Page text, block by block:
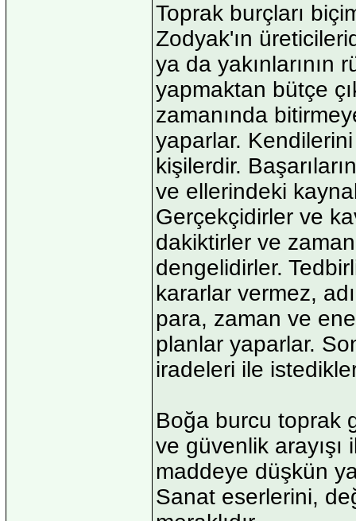
Toprak burçları
Zodyak'ın
ya da yakınlarının
yapmaktan bütçe
zamanında
yaparlar.
kişilerdir.
ve ellerindeki
Gerçekçidirler ve
dakiktirler ve
dengelidirler.
kararlar vermez,
para, zaman ve
planlar yaparlar.
iradeleri ile
Boğa burcu toprak
ve güvenlik
maddeye düşkün
Sanat eserlerini,